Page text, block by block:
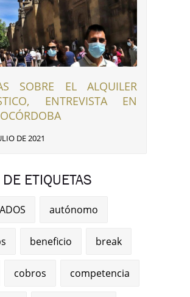
SOBRE EL ALQUILER
ENTREVISTA EN
DE 2021
ETIQUETAS
autónomo
beneficio break
cobros competencia